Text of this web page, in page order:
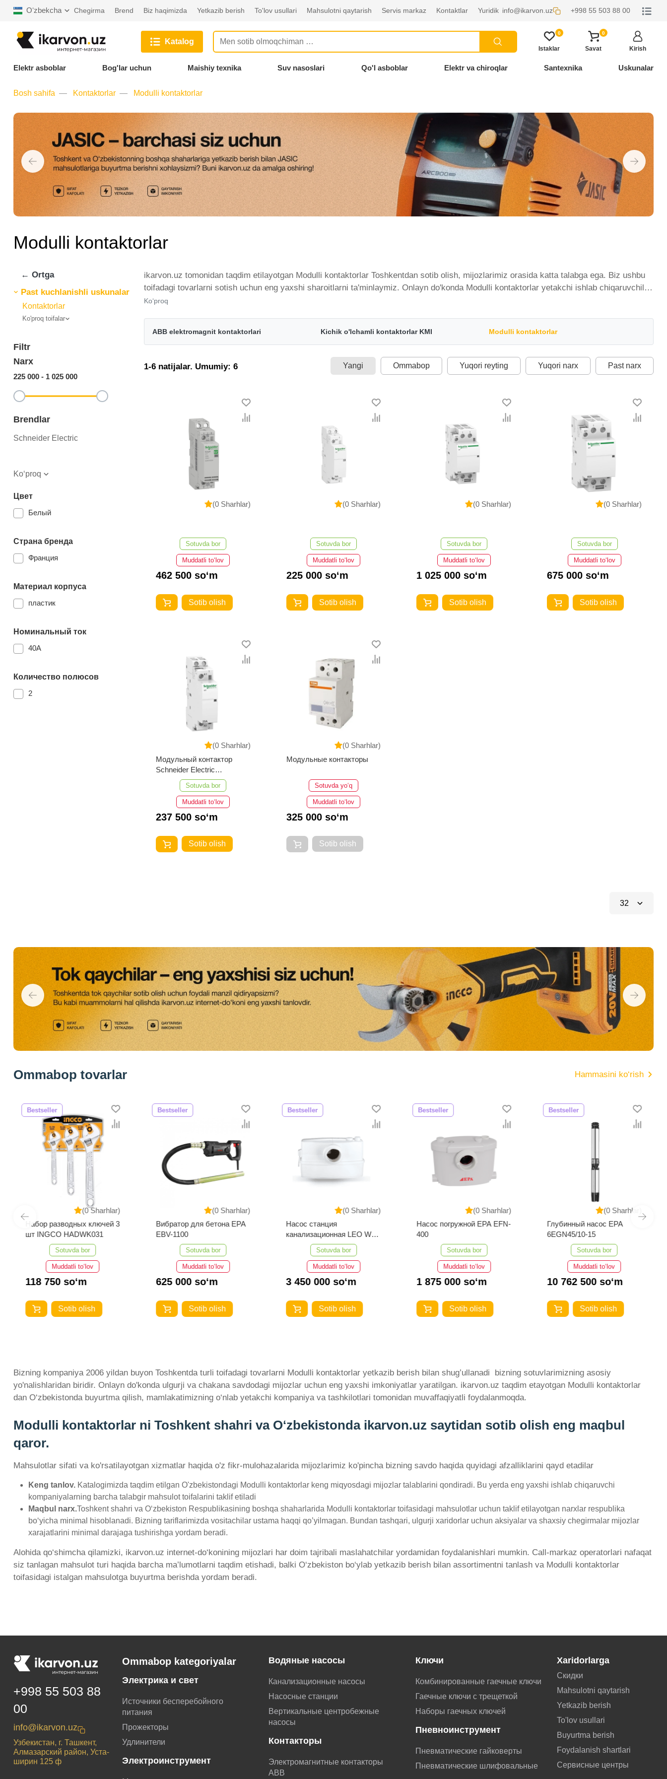
Oʻzbekcha Chegirma Brend Biz haqimizda Yetkazib berish To'lov usullari Mahsulotni qaytarish Servis markaz Kontaktlar Yuridik info@ikarvon.uz +998 55 503 88 00
Katalog
0
Istaklar
0
Savat Kirish
Elektr asboblar Bog'lar uchun Maishiy texnika Suv nasoslari Qo'l asboblar Elektr va chiroqlar Santexnika Uskunalar
Bosh sahifa Kontaktorlar Modulli kontaktorlar
Modulli kontaktorlar
← Ortga
Past kuchlanishli uskunalar
Kontaktorlar
Ko'proq toifalar
Filtr
Narx
225 000 - 1 025 000
Brendlar
Schneider Electric
Ko‘proq
Цвет
Белый
Страна бренда
Франция
Материал корпуса
пластик
Номинальный ток
40A
Количество полюсов
2
ikarvon.uz tomonidan taqdim etilayotgan Modulli kontaktorlar Toshkentdan sotib olish, mijozlarimiz orasida katta talabga ega. Biz ushbu
toifadagi tovarlarni sotish uchun eng yaxshi sharoitlarni ta'minlaymiz. Onlayn do'konda Modulli kontaktorlar yetakchi ishlab chiqaruvchilar
va brendlar tomonidan taqdim etilgan bo'lib, ularning ro'yxati doimiy ravishda kengayib bormoqda. Biz butun mamlakat bo'ylab tovarlarni
Ko‘proq
ABB elektromagnit kontaktorlari Kichik o'lchamli kontaktorlar KMI Modulli kontaktorlar
1-6 natijalar. Umumiy: 6 Yangi Ommabop Yuqori reyting Yuqori narx Past narx
(0 Sharhlar)
Sotuvda bor
Muddatli to‘lov
462 500 so‘m
Sotib olish
(0 Sharhlar)
Sotuvda bor
Muddatli to‘lov
225 000 so‘m
Sotib olish
(0 Sharhlar)
Sotuvda bor
Muddatli to‘lov
1 025 000 so‘m
Sotib olish
(0 Sharhlar)
Sotuvda bor
Muddatli to‘lov
675 000 so‘m
Sotib olish
(0 Sharhlar)
Модульный контактор
Schneider Electric
A9C20731 iCT25A 1НО
Sotuvda bor
Muddatli to‘lov
237 500 so‘m
Sotib olish
(0 Sharhlar)
Модульные контакторы
Sotuvda yo‘q
Muddatli to‘lov
325 000 so‘m
Sotib olish
32
Ommabop tovarlar Hammasini ko‘rish
(0 Sharhlar)
Bestseller
Набор разводных ключей 3
шт INGCO HADWK031
Sotuvda bor
Muddatli to‘lov
118 750 so‘m
Sotib olish
(0 Sharhlar)
Bestseller
Вибратор для бетона EPA
EBV-1100
Sotuvda bor
Muddatli to‘lov
625 000 so‘m
Sotib olish
(0 Sharhlar)
Bestseller
Насос станция
канализационная LEO WC-
Sotuvda bor
Muddatli to‘lov
3 450 000 so‘m
Sotib olish
(0 Sharhlar)
Bestseller
Насос погружной EPA EFN-
400
Sotuvda bor
Muddatli to‘lov
1 875 000 so‘m
Sotib olish
(0 Sharhlar)
Bestseller
Глубинный насос EPA
6EGN45/10-15
Sotuvda bor
Muddatli to‘lov
10 762 500 so‘m
Sotib olish
Bizning kompaniya 2006 yildan buyon Toshkentda turli toifadagi tovarlarni Modulli kontaktorlar yetkazib berish bilan shug’ullanadi ­ bizning sotuvlarimizning asosiy
yo'nalishlaridan biridir. Onlayn do'konda ulgurji va chakana savdodagi mijozlar uchun eng yaxshi imkoniyatlar yaratilgan. ikarvon.uz taqdim etayotgan Modulli kontaktorlar
dan O‘zbekistonda buyurtma qilish, mamlakatimizning o‘nlab yetakchi kompaniya va tashkilotlari tomonidan muvaffaqiyatli foydalanmoqda.
Modulli kontaktorlar ni Toshkent shahri va Oʻzbekistonda ikarvon.uz saytidan sotib olish eng maqbul
qaror.
Mahsulotlar sifati va ko'rsatilayotgan xizmatlar haqida o'z fikr-mulohazalarida mijozlarimiz ko'pincha bizning savdo haqida quyidagi afzalliklarini qayd etadilar
Keng tanlov. Katalogimizda taqdim etilgan O'zbekistondagi Modulli kontaktorlar keng miqyosdagi mijozlar talablarini qondiradi. Bu yerda eng yaxshi ishlab chiqaruvchi
kompaniyalarning barcha talabgir mahsulot toifalarini taklif etiladi
Maqbul narx.Toshkent shahri va O‘zbekiston Respublikasining boshqa shaharlarida Modulli kontaktorlar toifasidagi mahsulotlar uchun taklif etilayotgan narxlar respublika
bo‘yicha minimal hisoblanadi. Bizning tariflarimizda vositachilar ustama haqqi qo’yilmagan. Bundan tashqari, ulgurji xaridorlar uchun aksiyalar va shaxsiy chegirmalar mijozlar
xarajatlarini minimal darajaga tushirishga yordam beradi.
Alohida qo‘shimcha qilamizki, ikarvon.uz internet-do‘konining mijozlari har doim tajribali maslahatchilar yordamidan foydalanishlari mumkin. Call-markaz operatorlari nafaqat
siz tanlagan mahsulot turi haqida barcha ma’lumotlarni taqdim etishadi, balki O‘zbekiston bo‘ylab yetkazib berish bilan assortimentni tanlash va Modulli kontaktorlar
toifasidagi istalgan mahsulotga buyurtma berishda yordam beradi.
+998 55 503 88
00
info@ikarvon.uz
Узбекистан, г. Ташкент,
Алмазарский район, Уста-
ширин 125 ф
Ommabop kategoriyalar
Электрика и свет
Источники бесперебойного
питания
Прожекторы
Удлинители
Электроинструмент
Водяные насосы
Канализационные насосы
Насосные станции
Вертикальные центробежные
насосы
Контакторы
Электромагнитные контакторы
АВВ
Ключи
Комбинированные гаечные ключи
Гаечные ключи с трещеткой
Наборы гаечных ключей
Пневноинструмент
Пневматические гайковерты
Пневматические шлифовальные
Xaridorlarga
Скидки
Mahsulotni qaytarish
Yetkazib berish
To'lov usullari
Buyurtma berish
Foydalanish shartlari
Сервисные центры